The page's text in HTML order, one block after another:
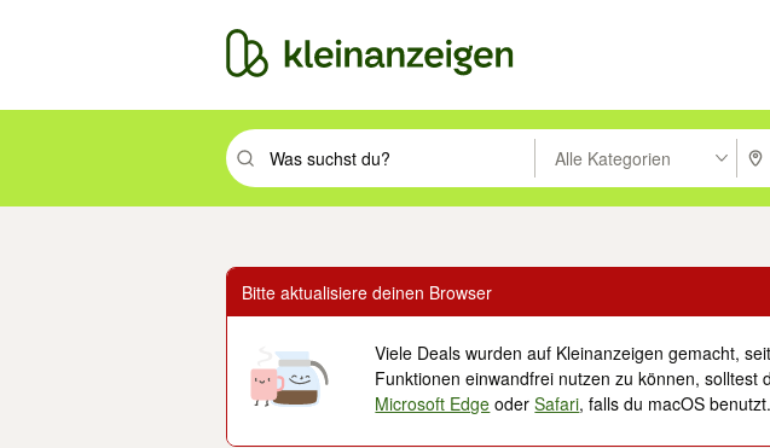
Suchbegriff eingeben. Eingabetaste drücken um zu suchen, oder
Alle Kategorien
Bitte aktualisiere deinen Browser
Viele Deals wurden auf Kleinanzeigen gemacht,
Funktionen einwandfrei nutzen zu können,
Microsoft Edge oderSafari, falls du macOS benutzt.